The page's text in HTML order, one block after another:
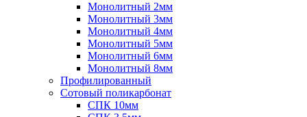
Монолитный 2мм
Монолитный 3мм
Монолитный 4мм
Монолитный 5мм
Монолитный 6мм
Монолитный 8мм
Профилированный
Сотовый поликарбонат
СПК 10мм